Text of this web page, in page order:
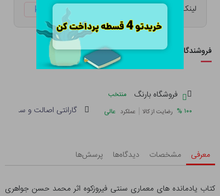
لینک کوتاه: ketabtala.com/sbp-8716
فروشندگان این کالا
فروشگاه بارنگ
منتخب
۱۰۰ % رضایت از کالا | عملکرد عالی گارانتی اصالت و سلامت
معرفی مشخصات دیدگاه‌ها پرسش‌ها
کتاب یادمانده های معماری سنتی فیروزکوه اثر محمد حسن جواهری